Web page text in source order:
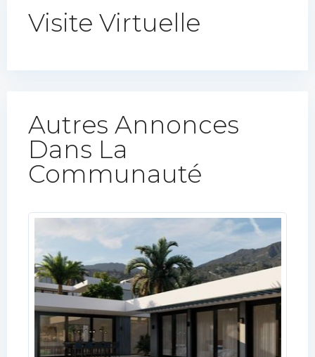
Visite Virtuelle
Autres Annonces
Dans La
Communauté​